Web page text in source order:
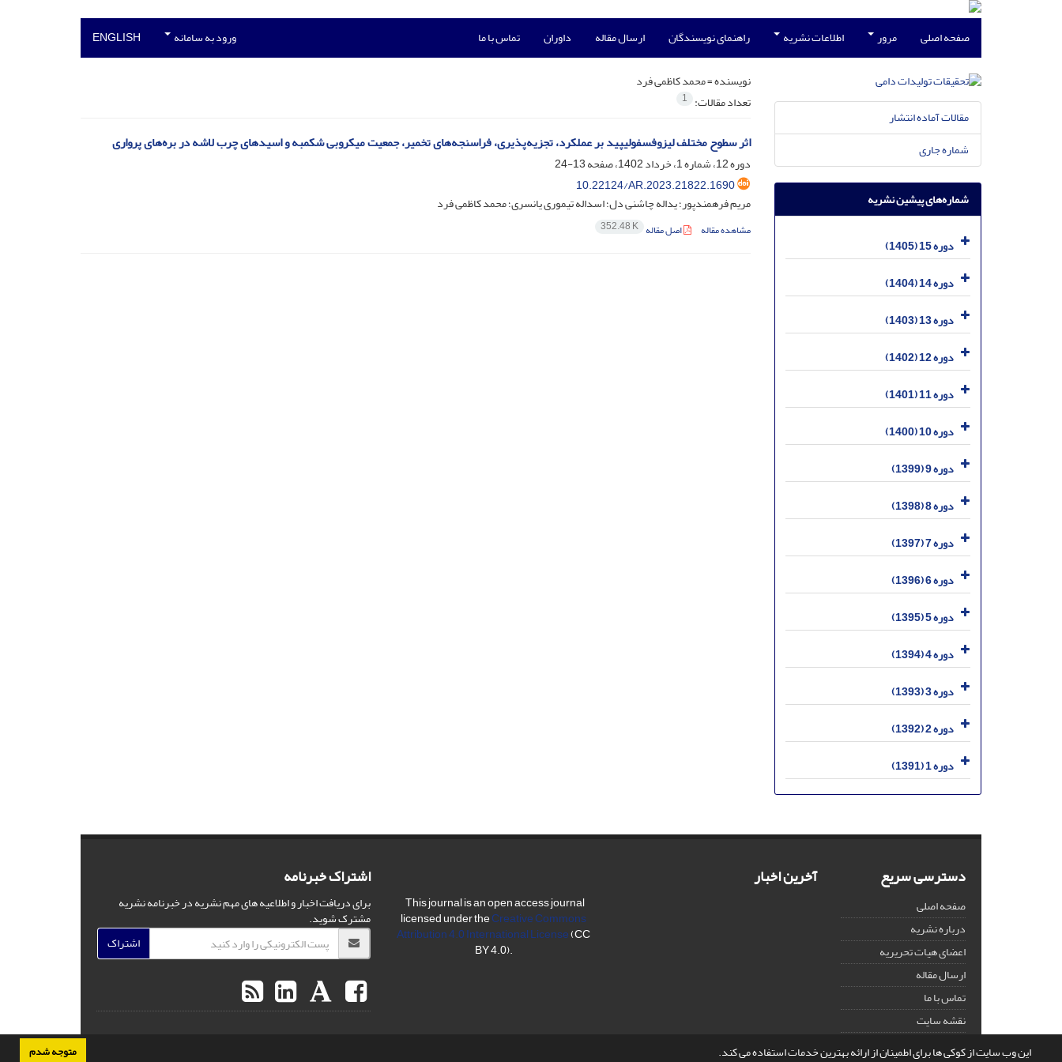
این وب سایت از کوکی ها برای اطمینان از ارائه بهترین خدمات استفاده می کند. متوجه شدم
صفحه اصلی مرور اطلاعات نشریه راهنمای نویسندگان ارسال مقاله داوران تماس با ما ورود به سامانه ENGLISH
نویسنده =محمد کاظمی فرد
تعداد مقالات: 1
اثر سطوح مختلف لیزو‌فسفولیپید بر عملکرد، تجزیه‌پذیری، فراسنجه‌های تخمیر، جمعیت میکروبی شکمبه و اسید‌های چرب لاشه در بره‌های پرواری
دوره 12، شماره 1، خرداد 1402، صفحه
13-24
10.22124/AR.2023.21822.1690
مریم فرهمندپور؛ یداله چاشنی دل؛ اسداله تیموری یانسری؛ محمد کاظمی فرد
مشاهده مقاله اصل مقاله 352.48 K
مقالات آماده انتشار
شماره جاری
شماره‌های پیشین نشریه
دوره 15 (1405)
دوره 14 (1404)
دوره 13 (1403)
دوره 12 (1402)
دوره 11 (1401)
دوره 10 (1400)
دوره 9 (1399)
دوره 8 (1398)
دوره 7 (1397)
دوره 6 (1396)
دوره 5 (1395)
دوره 4 (1394)
دوره 3 (1393)
دوره 2 (1392)
دوره 1 (1391)
دسترسی سریع
صفحه اصلی
درباره نشریه
اعضای هیات تحریریه
ارسال مقاله
تماس با ما
نقشه سایت
آخرین اخبار
This journal is an open access journal
licensed under theCreative Commons
Attribution 4.0 International License(CC
BY 4.0).
اشتراک خبرنامه
برای دریافت اخبار و اطلاعیه های مهم نشریه در خبرنامه نشریه
مشترک شوید.
اشتراک